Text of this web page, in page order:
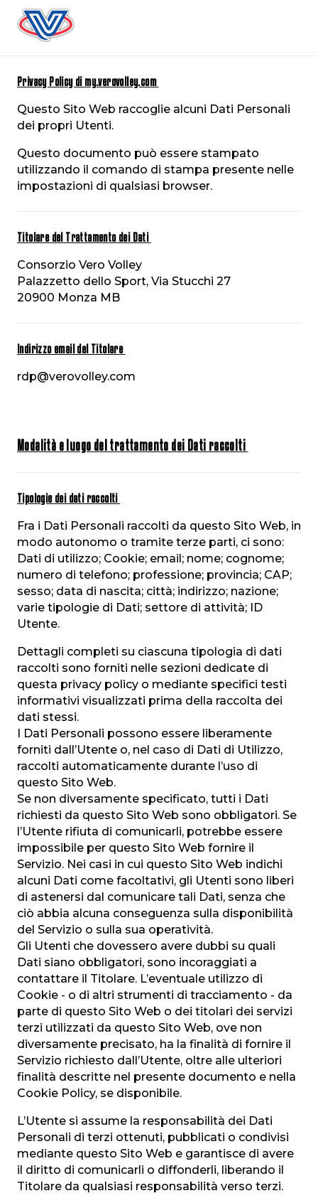
Privacy Policy di my.verovolley.com
Questo Sito Web raccoglie alcuni Dati Personali
dei propri Utenti.
Questo documento può essere stampato
utilizzando il comando di stampa presente nelle
impostazioni di qualsiasi browser.
Titolare del Trattamento dei Dati
Consorzio Vero Volley
Palazzetto dello Sport, Via Stucchi 27
20900 Monza MB
Indirizzo email del Titolare
rdp@verovolley.com
Modalità e luogo del trattamento dei Dati raccolti
Tipologie dei dati raccolti
Fra i Dati Personali raccolti da questo Sito Web, in
modo autonomo o tramite terze parti, ci sono:
Dati di utilizzo; Cookie; email; nome; cognome;
numero di telefono; professione; provincia; CAP;
sesso; data di nascita; città; indirizzo; nazione;
varie tipologie di Dati; settore di attività; ID
Utente.
Dettagli completi su ciascuna tipologia di dati
raccolti sono forniti nelle sezioni dedicate di
questa privacy policy o mediante specifici testi
informativi visualizzati prima della raccolta dei
dati stessi.
I Dati Personali possono essere liberamente
forniti dall’Utente o, nel caso di Dati di Utilizzo,
raccolti automaticamente durante l’uso di
questo Sito Web.
Se non diversamente specificato, tutti i Dati
richiesti da questo Sito Web sono obbligatori. Se
l’Utente rifiuta di comunicarli, potrebbe essere
impossibile per questo Sito Web fornire il
Servizio. Nei casi in cui questo Sito Web indichi
alcuni Dati come facoltativi, gli Utenti sono liberi
di astenersi dal comunicare tali Dati, senza che
ciò abbia alcuna conseguenza sulla disponibilità
del Servizio o sulla sua operatività.
Gli Utenti che dovessero avere dubbi su quali
Dati siano obbligatori, sono incoraggiati a
contattare il Titolare. L’eventuale utilizzo di
Cookie - o di altri strumenti di tracciamento - da
parte di questo Sito Web o dei titolari dei servizi
terzi utilizzati da questo Sito Web, ove non
diversamente precisato, ha la finalità di fornire il
Servizio richiesto dall’Utente, oltre alle ulteriori
finalità descritte nel presente documento e nella
Cookie Policy, se disponibile.
L’Utente si assume la responsabilità dei Dati
Personali di terzi ottenuti, pubblicati o condivisi
mediante questo Sito Web e garantisce di avere
il diritto di comunicarli o diffonderli, liberando il
Titolare da qualsiasi responsabilità verso terzi.